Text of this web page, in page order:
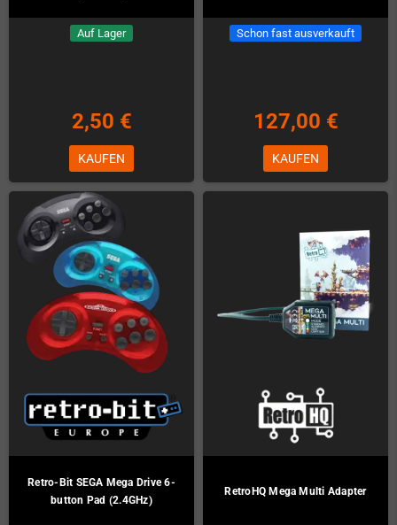
Auf Lager
2,50 €
KAUFEN
Schon fast ausverkauft
127,00 €
KAUFEN
Retro-Bit SEGA Mega Drive 6-
button Pad (2.4GHz)
RetroHQ Mega Multi Adapter